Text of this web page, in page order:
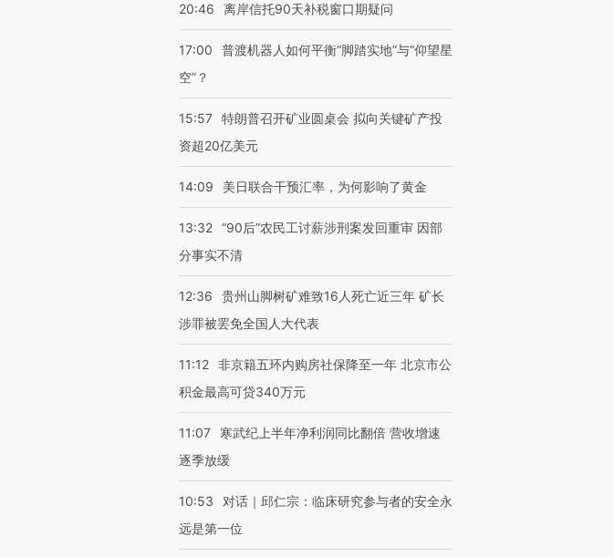
20:46 离岸信托90天补税窗口期疑问
17:00
普渡机器人如何平衡“脚踏实地”与“仰望星
空”？
15:57 特朗普召开矿业圆桌会 拟向关键矿产投
资超20亿美元
14:09 美日联合干预汇率，为何影响了黄金
13:32 “90后”农民工讨薪涉刑案发回重审 因部
分事实不清
12:36
贵州山脚树矿难致16人死亡近三年 矿长
涉罪被罢免全国人大代表
11:12 非京籍五环内购房社保降至一年 北京市公
积金最高可贷340万元
11:07
寒武纪上半年净利润同比翻倍 营收增速
逐季放缓
10:53
对话｜邱仁宗：临床研究参与者的安全永
远是第一位